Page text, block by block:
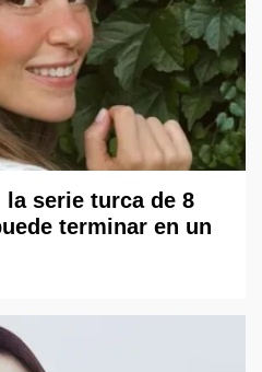
serie turca de 8
terminar en un